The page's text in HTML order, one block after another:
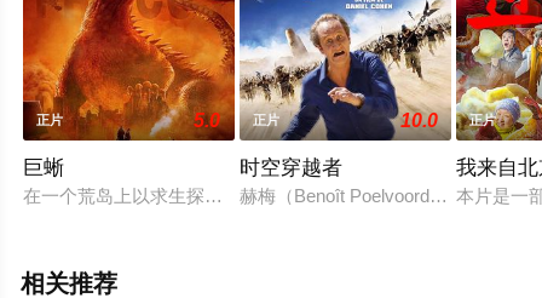
正片 5.0
巨蜥
在一个荒岛上以求生探秘为主题的真人秀剧组，在岛上遭遇了
正片 10.0
时空穿越者
赫梅（Benoît Poelvoorde 饰）在巴
正片
我来自
本片是一
相关推荐